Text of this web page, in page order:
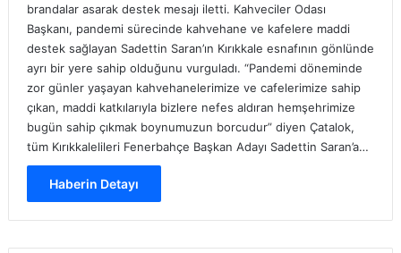
brandalar asarak destek mesajı iletti. Kahveciler Odası
Başkanı, pandemi sürecinde kahvehane ve kafelere maddi
destek sağlayan Sadettin Saran’ın Kırıkkale esnafının gönlünde
ayrı bir yere sahip olduğunu vurguladı. “Pandemi döneminde
zor günler yaşayan kahvehanelerimize ve cafelerimize sahip
çıkan, maddi katkılarıyla bizlere nefes aldıran hemşehrimize
bugün sahip çıkmak boynumuzun borcudur” diyen Çatalok,
tüm Kırıkkalelileri Fenerbahçe Başkan Adayı Sadettin Saran’a…
Haberin Detayı